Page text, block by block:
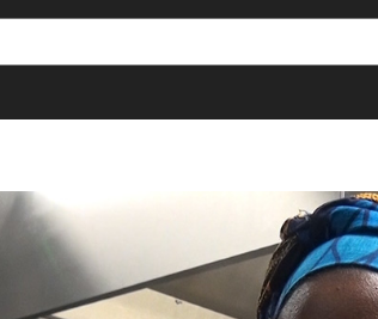
[()]